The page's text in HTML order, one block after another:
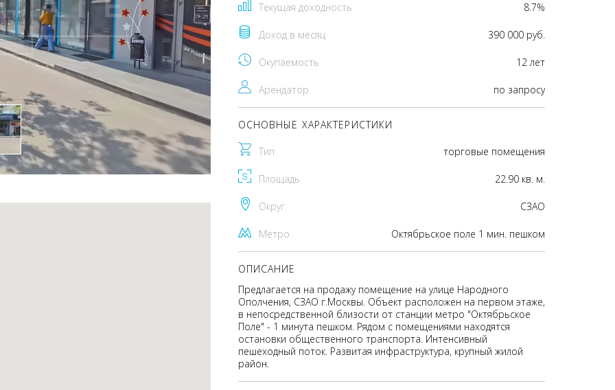
Текущая доходность 8.7%
Доход в месяц 390 000 руб.
Окупаемость 12 лет
Арендатор по запросу
ОСНОВНЫЕ ХАРАКТЕРИСТИКИ
Тип торговые помещения
Площадь 22.90 кв. м.
Округ CЗАО
Метро Октябрьское поле 1 мин. пешком
ОПИСАНИЕ
Предлагается на продажу помещение на улице Народного
Ополчения, СЗАО г.Москвы. Объект расположен на первом этаже,
в непосредственной близости от станции метро "Октябрьское
Поле" - 1 минута пешком. Рядом с помещениями находятся
остановки общественного транспорта. Интенсивный
пешеходный поток. Развитая инфраструктура, крупный жилой
район.